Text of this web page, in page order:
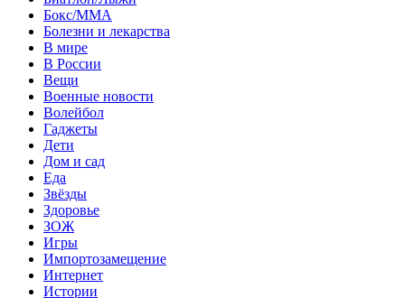
Бокс/MMA
Болезни и лекарства
В мире
В России
Вещи
Военные новости
Волейбол
Гаджеты
Дети
Дом и сад
Еда
Звёзды
Здоровье
ЗОЖ
Игры
Импортозамещение
Интернет
Истории